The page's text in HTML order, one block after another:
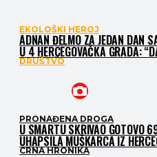
EKOLOŠKI HEROJ
ADNAN ĐELMO ZA JEDAN DAN
U 4 HERCEGOVAČKA GRADA:
SMEĆE, ČISTIO SAM SLIKU O
DRUŠTVO
PRONAĐENA DROGA
U SMARTU SKRIVAO GOTOVO
UHAPSILA MUŠKARCA IZ
CRNA HRONIKA